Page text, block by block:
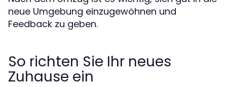
neue Umgebung einzugewöhnen und
Feedback zu geben.
So richten Sie Ihr neues
Zuhause ein